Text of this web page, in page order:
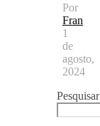
Por
Fran
1
de
agosto,
2024
Pesquisar